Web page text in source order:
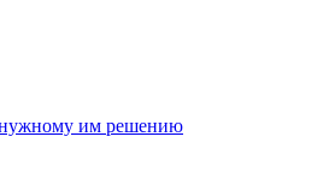
нужному им решению